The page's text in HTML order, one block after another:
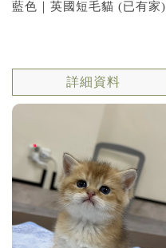
藍色｜英國短毛貓 (已有家)
詳細資料